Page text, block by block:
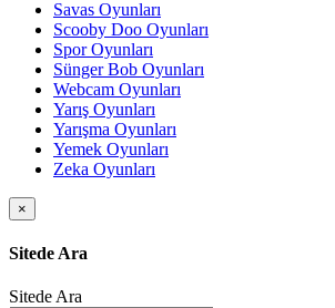
Savas Oyunları
Scooby Doo Oyunları
Spor Oyunları
Sünger Bob Oyunları
Webcam Oyunları
Yarış Oyunları
Yarışma Oyunları
Yemek Oyunları
Zeka Oyunları
×
Sitede Ara
Sitede Ara